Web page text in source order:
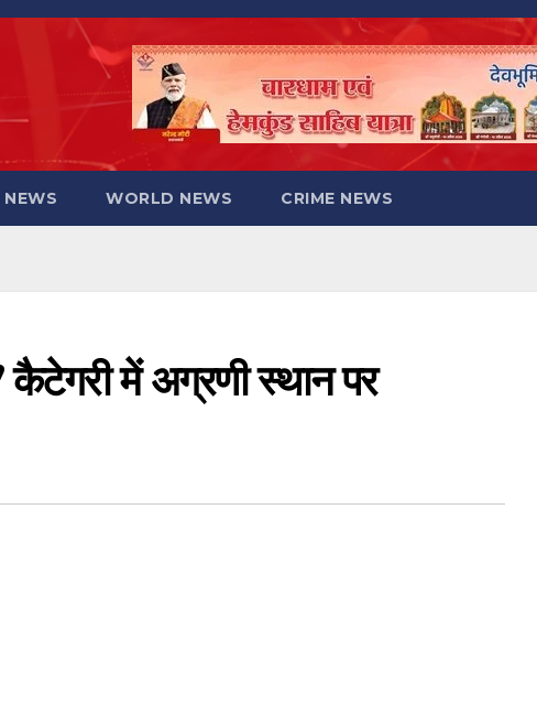
WORLD NEWS CRIME NEWS
कैटेगरी में अग्रणी स्थान पर